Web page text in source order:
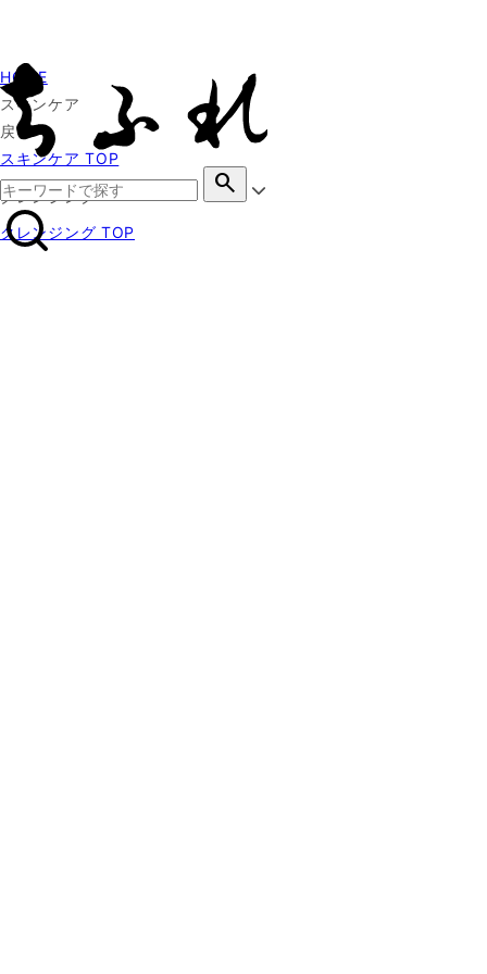
search
HOME
スキンケア
戻る
スキンケア TOP
クレンジング
クレンジング TOP